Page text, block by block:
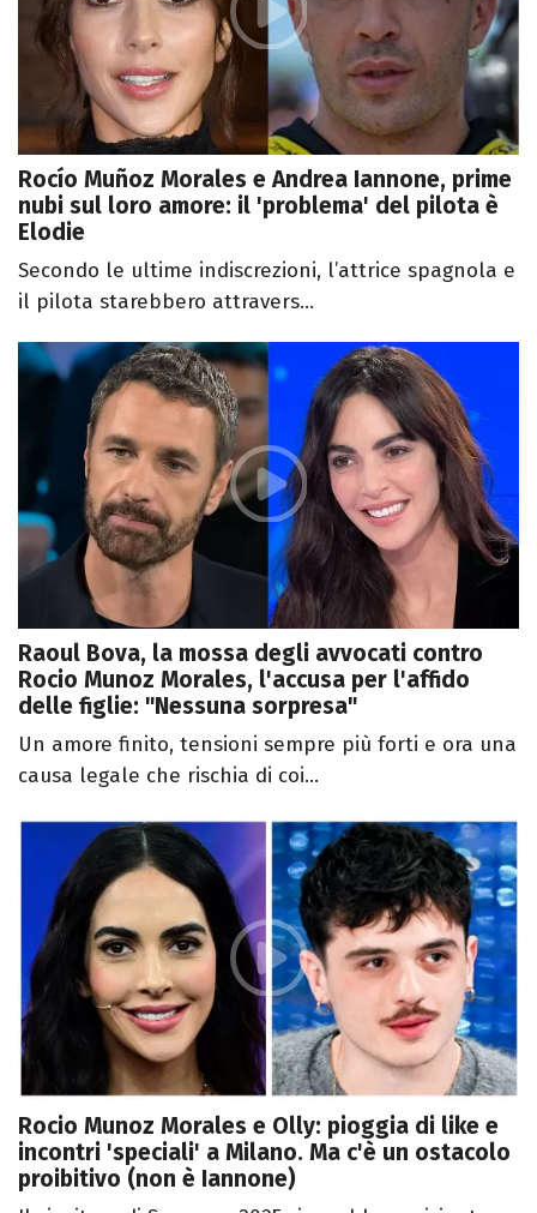
Rocío Muñoz Morales e Andrea Iannone, prime
nubi sul loro amore: il 'problema' del pilota è
Elodie
Secondo le ultime indiscrezioni, l’attrice spagnola e
il pilota starebbero attravers...
Raoul Bova, la mossa degli avvocati contro
Rocio Munoz Morales, l'accusa per l'affido
delle figlie: "Nessuna sorpresa"
Un amore finito, tensioni sempre più forti e ora una
causa legale che rischia di coi...
Rocio Munoz Morales e Olly: pioggia di like e
incontri 'speciali' a Milano. Ma c'è un ostacolo
proibitivo (non è Iannone)